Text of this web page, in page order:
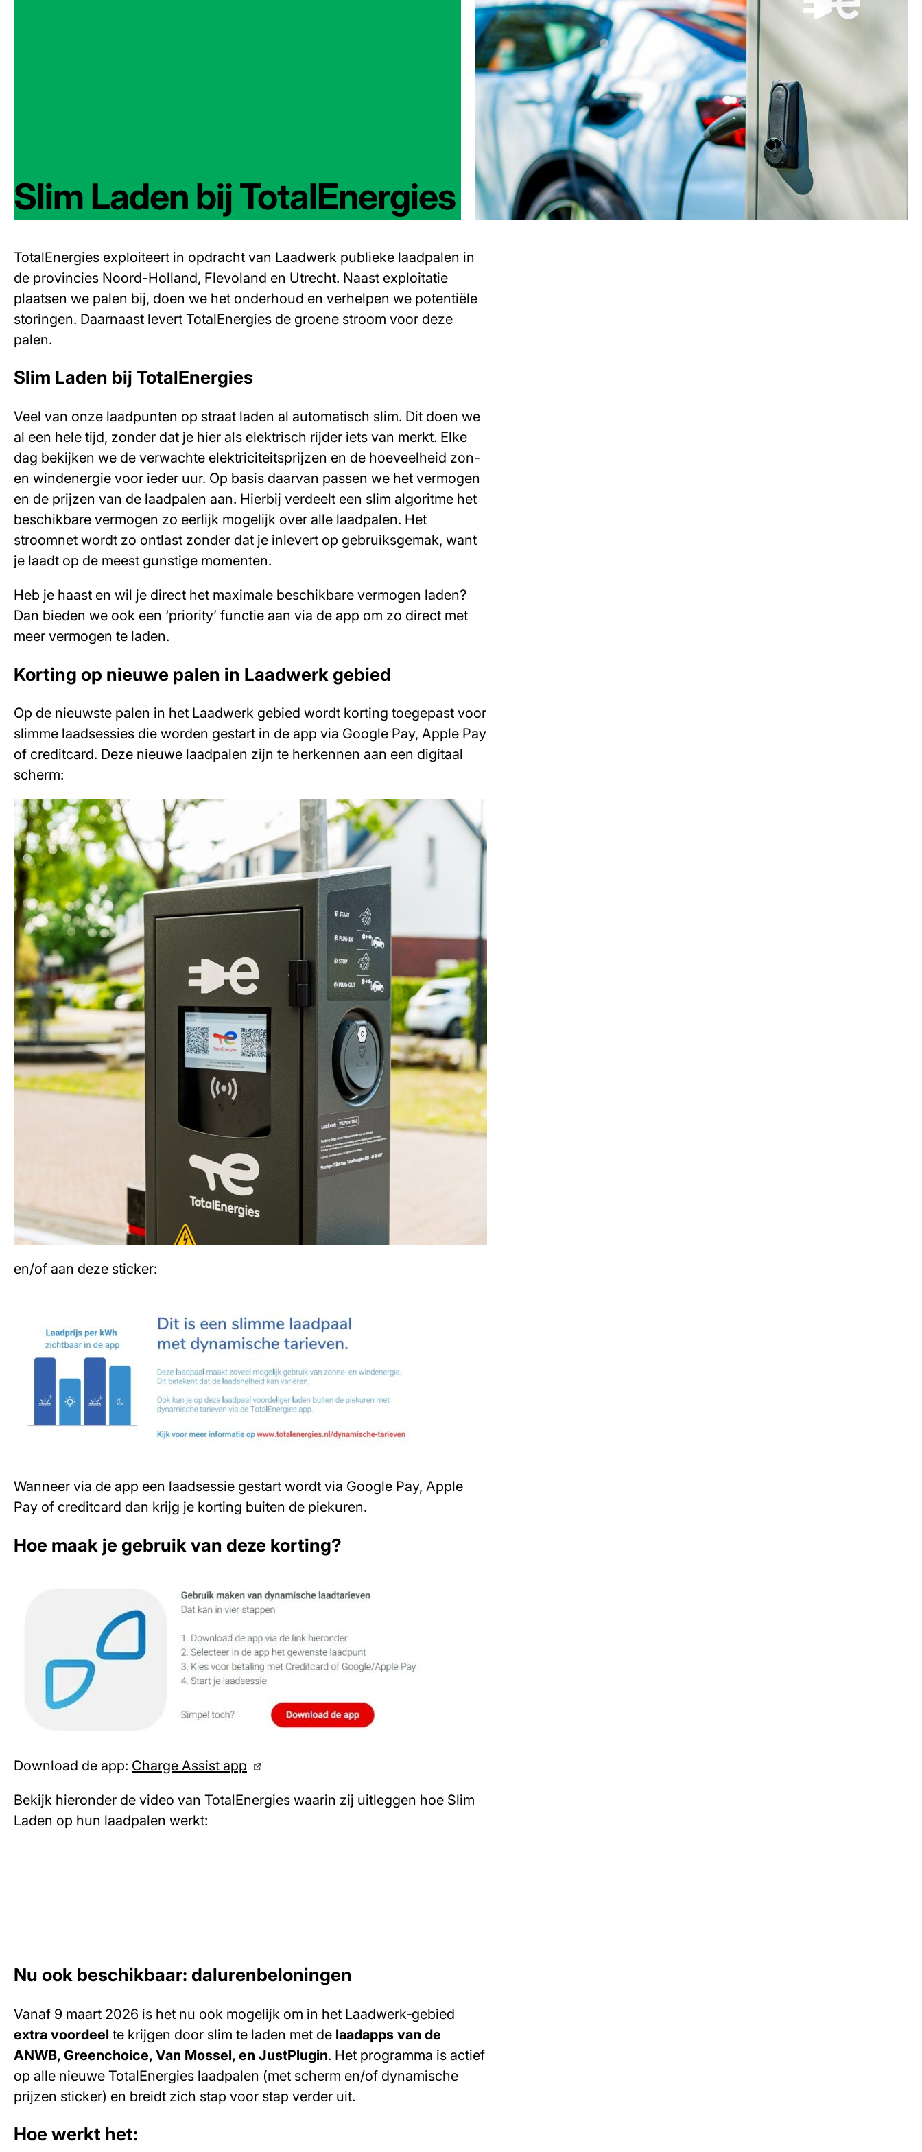
Slim Laden bij TotalEnergies
TotalEnergies exploiteert in opdracht van Laadwerk publieke laadpalen in
de provincies Noord-Holland, Flevoland en Utrecht. Naast exploitatie
plaatsen we palen bij, doen we het onderhoud en verhelpen we potentiële
storingen. Daarnaast levert TotalEnergies de groene stroom voor deze
palen.
Slim Laden bij TotalEnergies
Veel van onze laadpunten op straat laden al automatisch slim. Dit doen we
al een hele tijd, zonder dat je hier als elektrisch rijder iets van merkt. Elke
dag bekijken we de verwachte elektriciteitsprijzen en de hoeveelheid zon-
en windenergie voor ieder uur. Op basis daarvan passen we het vermogen
en de prijzen van de laadpalen aan. Hierbij verdeelt een slim algoritme het
beschikbare vermogen zo eerlijk mogelijk over alle laadpalen. Het
stroomnet wordt zo ontlast zonder dat je inlevert op gebruiksgemak, want
je laadt op de meest gunstige momenten.
Heb je haast en wil je direct het maximale beschikbare vermogen laden?
Dan bieden we ook een ‘priority’ functie aan via de app om zo direct met
meer vermogen te laden.
Korting op nieuwe palen in Laadwerk gebied
Op de nieuwste palen in het Laadwerk gebied wordt korting toegepast voor
slimme laadsessies die worden gestart in de app via Google Pay, Apple Pay
of creditcard. Deze nieuwe laadpalen zijn te herkennen aan een digitaal
scherm:
en/of aan deze sticker:
Wanneer via de app een laadsessie gestart wordt via Google Pay, Apple
Pay of creditcard dan krijg je korting buiten de piekuren.
Hoe maak je gebruik van deze korting?
Download de app: Charge Assist app
Bekijk hieronder de video van TotalEnergies waarin zij uitleggen hoe Slim
Laden op hun laadpalen werkt:
slim
is
en
hoe
het
bij
werkt.
Nu ook beschikbaar: dalurenbeloningen
Vanaf 9 maart 2026 is het nu ook mogelijk om in het Laadwerk‑gebied
extra voordeel te krijgen door slim te laden met de laadapps van de
ANWB, Greenchoice, Van Mossel, en JustPlugin. Het programma is actief
op alle nieuwe TotalEnergies laadpalen (met scherm en/of dynamische
prijzen sticker) en breidt zich stap voor stap verder uit.
Hoe werkt het: